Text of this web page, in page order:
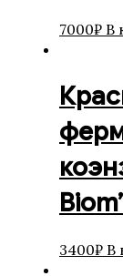
7000₽ В
3400₽ В